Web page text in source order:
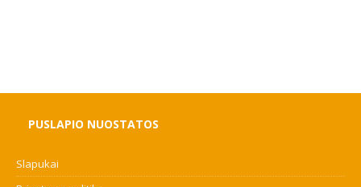
PUSLAPIO NUOSTATOS
Slapukai